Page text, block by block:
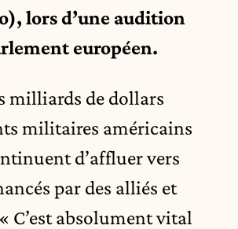
lors d’une audition
européen.
milliards de dollars
militaires américains
d’affluer vers
par des alliés et
C’est absolument vital